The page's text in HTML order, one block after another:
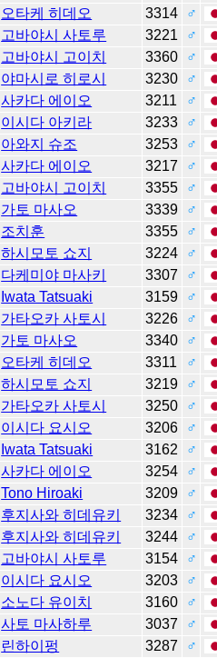
오타케 히데오 3314
♂
고바야시 사토루 3221
♂
고바야시 고이치 3360
♂
야마시로 히로시 3230
♂
사카다 에이오 3211
♂
이시다 아키라 3233
♂
아와지 슈조 3253
♂
사카다 에이오 3217
♂
고바야시 고이치 3355
♂
가토 마사오 3339
♂
조치훈 3355
♂
하시모토 쇼지 3224
♂
다케미야 마사키 3307
♂
Iwata Tatsuaki 3159
♂
가타오카 사토시 3226
♂
가토 마사오 3340
♂
오타케 히데오 3311
♂
하시모토 쇼지 3219
♂
가타오카 사토시 3250
♂
이시다 요시오 3206
♂
Iwata Tatsuaki 3162
♂
사카다 에이오 3254
♂
Tono Hiroaki 3209
♂
후지사와 히데유키 3234
♂
후지사와 히데유키 3244
♂
고바야시 사토루 3154
♂
이시다 요시오 3203
♂
소노다 유이치 3160
♂
사토 마사하루 3037
♂
린하이펑 3287
♂